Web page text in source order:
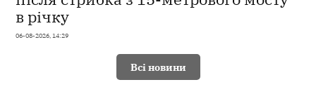
в річку
06-08-2026, 14:29
Всі новини